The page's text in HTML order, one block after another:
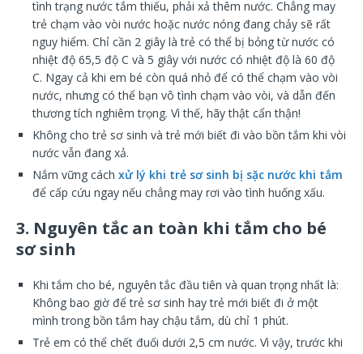
tình trạng nước tắm thiếu, phải xả thêm nước. Chẳng may
trẻ chạm vào vòi nước hoặc nước nóng đang chảy sẽ rất
nguy hiểm. Chỉ cần 2 giây là trẻ có thể bị bỏng từ nước có
nhiệt độ 65,5 độ C và 5 giây với nước có nhiệt độ là 60 độ
C. Ngay cả khi em bé còn quá nhỏ để có thể chạm vào vòi
nước, nhưng có thể bạn vô tình chạm vào vòi, và dẫn đến
thương tích nghiêm trọng. Vì thế, hãy thật cẩn thận!
Không cho trẻ sơ sinh và trẻ mới biết đi vào bồn tắm khi vòi
nước vẫn đang xả.
Nắm vững cách xử lý khi trẻ sơ sinh bị sặc nước khi tắm
để cấp cứu ngay nếu chẳng may rơi vào tình huống xấu.
3. Nguyên tắc an toàn khi tắm cho bé
sơ sinh
Khi tắm cho bé, nguyên tắc đầu tiên và quan trọng nhất là:
Không bao giờ để trẻ sơ sinh hay trẻ mới biết đi ở một
mình trong bồn tắm hay chậu tắm, dù chỉ 1 phút.
Trẻ em có thể chết đuối dưới 2,5 cm nước. Vì vậy, trước khi